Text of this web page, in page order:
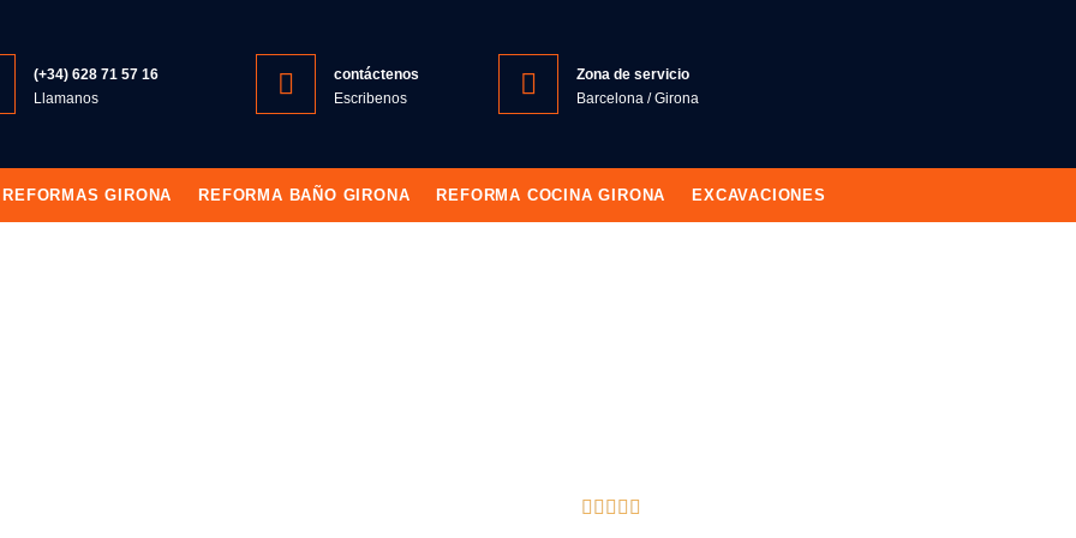
(+34) 628 71 57 16
Llamanos
contáctenos
Escribenos
Zona de servicio
Barcelona / Girona
REFORMAS GIRONA REFORMA BAÑO GIRONA REFORMA COCINA GIRONA EXCAVACIONES